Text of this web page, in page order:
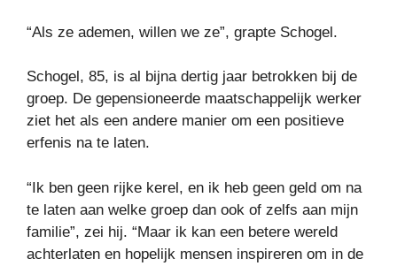
“Als ze ademen, willen we ze”, grapte Schogel.
Schogel, 85, is al bijna dertig jaar betrokken bij de
groep. De gepensioneerde maatschappelijk werker
ziet het als een andere manier om een ​​positieve
erfenis na te laten.
“Ik ben geen rijke kerel, en ik heb geen geld om na
te laten aan welke groep dan ook of zelfs aan mijn
familie”, zei hij. “Maar ik kan een betere wereld
achterlaten en hopelijk mensen inspireren om in de